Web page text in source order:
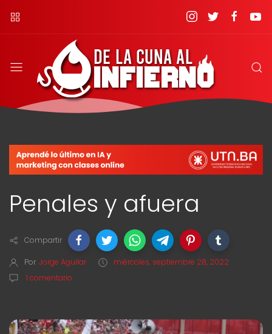
Penales y afuera
Compartir
Por Jorge Aguilar
miércoles, septiembre 28, 2022
1 comentario